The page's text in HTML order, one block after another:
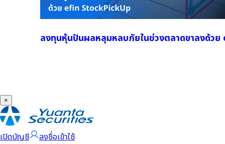
ลงทุนหุ้นปันผลหลุมหลบภัยในช่วงตลาดขาลงด้ว
×
เปิดบัญชี ลงชื่อเข้าใช้